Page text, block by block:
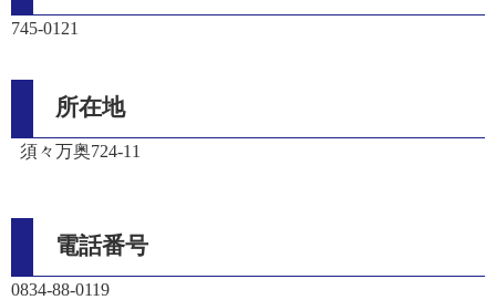
745-0121
所在地
須々万奥724-11
電話番号
0834-88-0119